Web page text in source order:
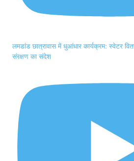
लमडांड छात्रावास में धुआंधार कार्यक्रम: स्वेटर
संरक्षण का संदेश